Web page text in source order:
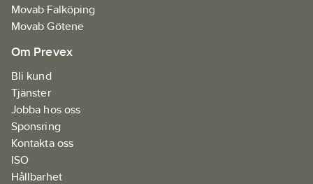
Movab Falköping
Movab Götene
Om Prevex
Bli kund
Tjänster
Jobba hos oss
Sponsring
Kontakta oss
ISO
Hållbarhet